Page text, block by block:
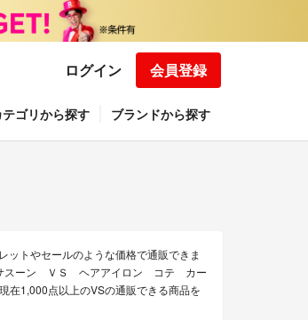
ログイン 会員登録
テゴリから探す ブランドから探す
ットやセールのような価格で通販できま
サスーン ＶＳ ヘアアイロン コテ カー
1,000点以上のVSの通販できる商品を